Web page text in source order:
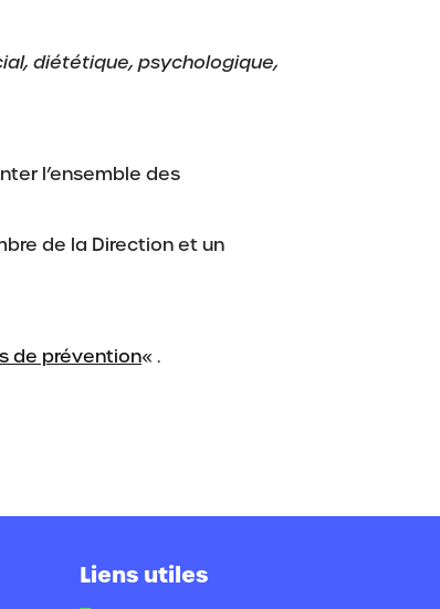
diététique, psychologique,
l’ensemble des
de la Direction et un
de prévention« .
Liens utiles